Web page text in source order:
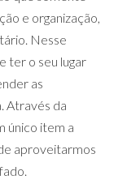
e organização,
Nesse
ter o seu lugar
as
Através da
único item a
aproveitarmos